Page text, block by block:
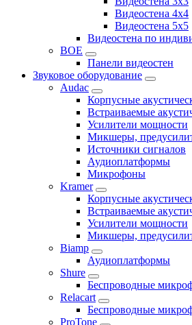
Видеостена 4x4
Видеостена 5x5
Видеостена по
BOE
Панели видеостен
Звуковое оборудование
Audac
Корпусные
Встраиваемые
Усилители мощности
Микшеры,
Источники сигналов
Аудиоплатформы
Микрофоны
Kramer
Корпусные
Встраиваемые
Усилители мощности
Микшеры,
Biamp
Аудиоплатформы
Shure
Беспроводные
Relacart
Беспроводные
ProTone